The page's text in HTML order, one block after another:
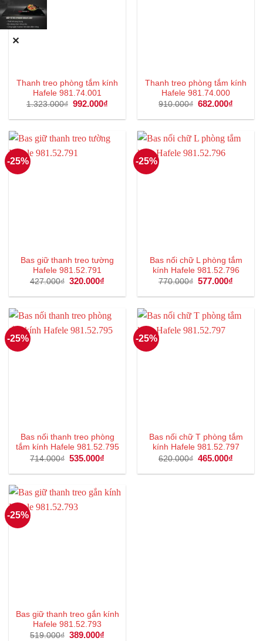
Thanh treo phòng tắm kính
Hafele 981.74.001
1.323.000₫ Giá
là:
992.000₫
tại
992.000₫.
Thanh treo phòng tắm kính
Hafele 981.74.000
910.000₫ Giá
là:
682.000₫
tại
-25%
Bas giữ thanh treo tường
Hafele 981.52.791
427.000₫ Giá
là:
320.000₫
tại
320.000₫.
-25%
Bas nối chữ L phòng tắm
kính Hafele 981.52.796
770.000₫ Giá
là:
577.000₫
tại
-25%
Bas nối thanh treo phòng
tắm kính Hafele 981.52.795
714.000₫ Giá
là:
535.000₫
tại
535.000₫.
-25%
Bas nối chữ T phòng tắm
kính Hafele 981.52.797
620.000₫ Giá
là:
465.000₫
tại
-25%
Bas giữ thanh treo gắn kính
Hafele 981.52.793
519.000₫ Giá
389.000₫
✕